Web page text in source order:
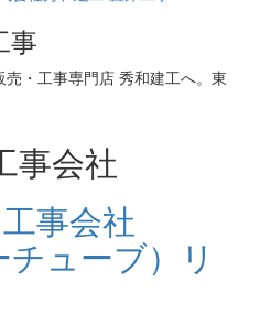
事
・工事専門店 秀和建工へ。東
事会社